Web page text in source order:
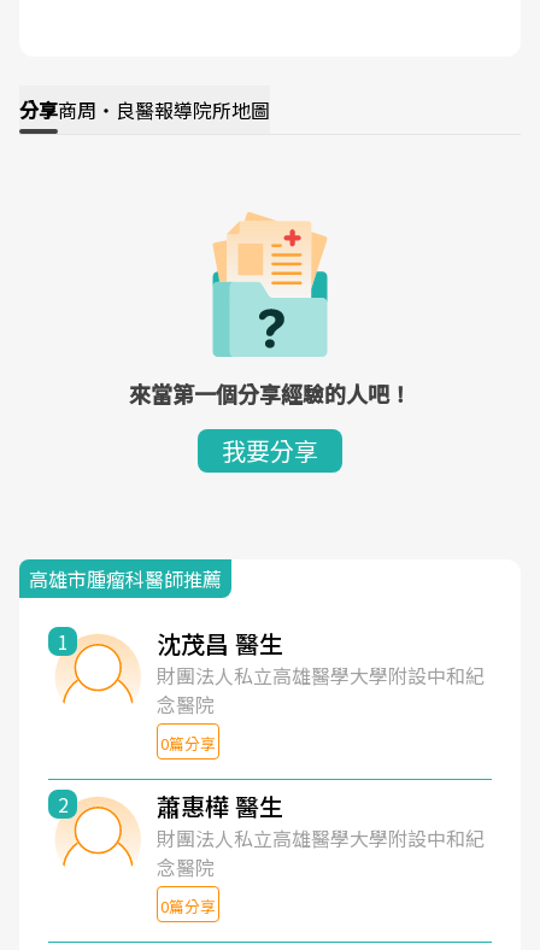
分享商周・良醫報導院所地圖
來當第一個分享經驗的人吧！
我要分享
高雄市腫瘤科醫師推薦
1 沈茂昌 醫生
財團法人私立高雄醫學大學附設中和紀
念醫院
0篇分享
2 蕭惠樺 醫生
財團法人私立高雄醫學大學附設中和紀
念醫院
0篇分享